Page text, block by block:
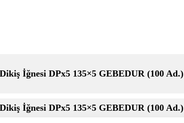
İğnesi DPx5 135×5 GEBEDUR (100 Ad.)
İğnesi DPx5 135×5 GEBEDUR (100 Ad.)